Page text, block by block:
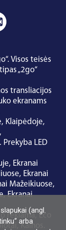
(angl.
arba
Visos teisės
„2go“
transliacijos
ekranams
, Klaipėdoje,
,
. Prekyba LED
, Ekranai
, Ekranai
Mažeikiuose,
,Ekranai
reklama,Eco
,Kainos